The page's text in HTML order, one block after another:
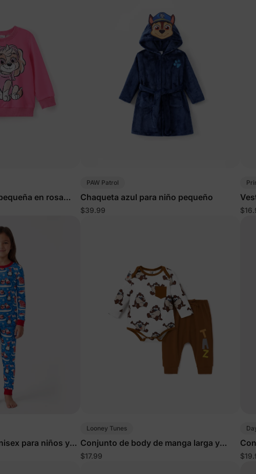
en rosa
PAW Patrol
Chaqueta azul para niño pequeño
$39.99
para niños y
diseño de
Looney Tunes
Conjunto de body de manga larga y
pantalón para bebé en color marrón
$17.99
con